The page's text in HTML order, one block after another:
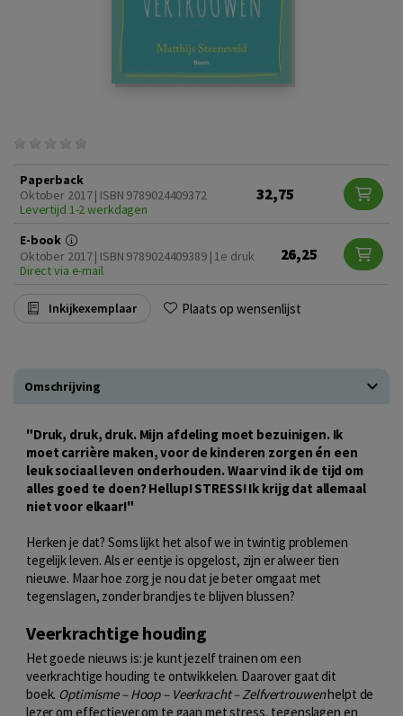
Paperback
Oktober 2017 | ISBN 9789024409372
Levertijd 1-2 werkdagen
32,75
E-book
Oktober 2017 | ISBN 9789024409389 | 1e druk
Direct via e-mail
26,25
Inkijkexemplaar Plaats op wensenlijst
Omschrijving
"Druk, druk, druk. Mijn afdeling moet bezuinigen. Ik
moet carrière maken, voor de kinderen zorgen én een
leuk sociaal leven onderhouden. Waar vind ik de tijd om
alles goed te doen? Hellup! STRESS! Ik krijg dat allemaal
niet voor elkaar!"
Herken je dat? Soms lijkt het alsof we in twintig problemen
tegelijk leven. Als er eentje is opgelost, zijn er alweer tien
nieuwe. Maar hoe zorg je nou dat je beter omgaat met
tegenslagen, zonder brandjes te blijven blussen?
Veerkrachtige houding
Het goede nieuws is: je kunt jezelf trainen om een
veerkrachtige houding te ontwikkelen. Daarover gaat dit
boek. Optimisme – Hoop – Veerkracht – Zelfvertrouwenhelpt de
lezer om effectiever om te gaan met stress, tegenslagen en